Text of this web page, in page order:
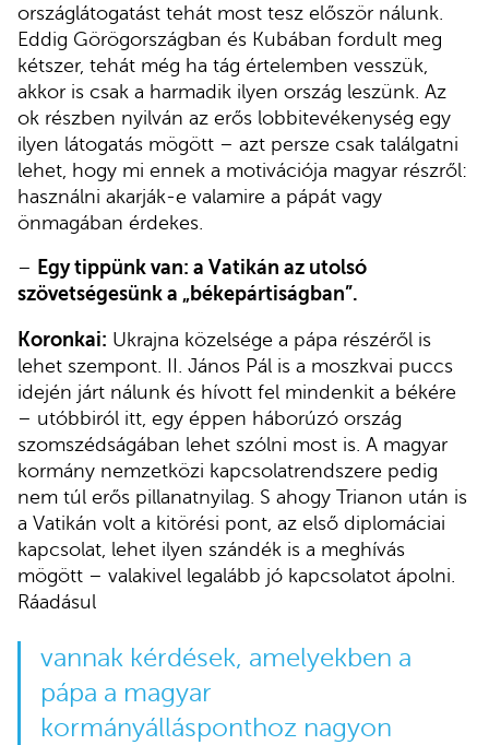
országlátogatást tehát most tesz először nálunk.
Eddig Görögországban és Kubában fordult meg
kétszer, tehát még ha tág értelemben vesszük,
akkor is csak a harmadik ilyen ország leszünk. Az
ok részben nyilván az erős lobbitevékenység egy
ilyen látogatás mögött – azt persze csak találgatni
lehet, hogy mi ennek a motivációja magyar részről:
használni akarják-e valamire a pápát vagy
önmagában érdekes.
– Egy tippünk van: a Vatikán az utolsó
szövetségesünk a „békepártiságban”.
Koronkai: Ukrajna közelsége a pápa részéről is
lehet szempont. II. János Pál is a moszkvai puccs
idején járt nálunk és hívott fel mindenkit a békére
– utóbbiról itt, egy éppen háborúzó ország
szomszédságában lehet szólni most is. A magyar
kormány nemzetközi kapcsolatrendszere pedig
nem túl erős pillanatnyilag. S ahogy Trianon után is
a Vatikán volt a kitörési pont, az első diplomáciai
kapcsolat, lehet ilyen szándék is a meghívás
mögött – valakivel legalább jó kapcsolatot ápolni.
Ráadásul
vannak kérdések, amelyekben a
pápa a magyar
kormányállásponthoz nagyon